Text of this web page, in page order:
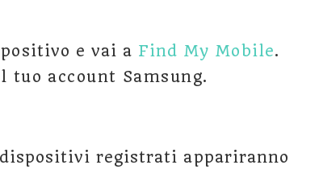
e vai a Find My Mobile.
account Samsung.
registrati appariranno